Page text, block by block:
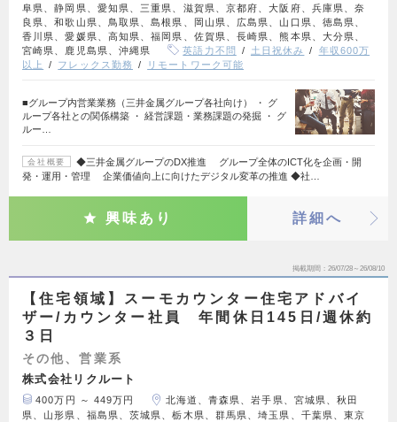
阜県、静岡県、愛知県、三重県、滋賀県、京都府、大阪府、兵庫県、奈
良県、和歌山県、鳥取県、島根県、岡山県、広島県、山口県、徳島県、
香川県、愛媛県、高知県、福岡県、佐賀県、長崎県、熊本県、大分県、
宮崎県、鹿児島県、沖縄県
英語力不問 土日祝休み
年収600万
以上
フレックス勤務 リモートワーク可能
■グループ内営業業務（三井金属グループ各社向け） ・ グ
ループ各社との関係構築 ・ 経営課題・業務課題の発掘 ・ グ
ルー…
会社概要
◆三井金属グループのDX推進 グループ全体のICT化を企画・開
発・運用・管理 企業価値向上に向けたデジタル変革の推進 ◆社…
興味あり 詳細へ
掲載期間 26/07/28～26/08/10
【住宅領域】スーモカウンター住宅アドバイ
ザー/カウンター社員 年間休日145日/週休約
３日
その他、営業系
株式会社リクルート
400万円 ～ 449万円
北海道、青森県、岩手県、宮城県、秋田
県、山形県、福島県、茨城県、栃木県、群馬県、埼玉県、千葉県、東京